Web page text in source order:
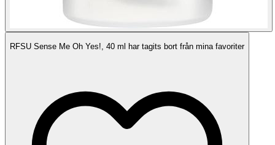
RFSU Sense Me Oh Yes!, 40 ml har tagits bort från mina favoriter